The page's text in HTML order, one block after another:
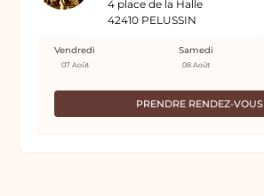
4 place de la Halle
42410 PELUSSIN
PRENDRE RENDEZ-VOUS
Vendredi
07 Août
Samedi
08 Août